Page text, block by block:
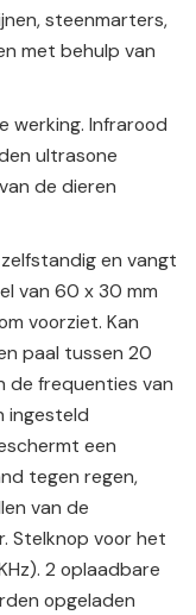
steenmarters,
met behulp van
werking. Infrarood
ultrasone
de dieren
en vangt
van 60 x 30 mm
voorziet. Kan
paal tussen 20
de frequenties van
ingesteld
een
tegen regen,
van de
Stelknop voor het
2 oplaadbare
opgeladen